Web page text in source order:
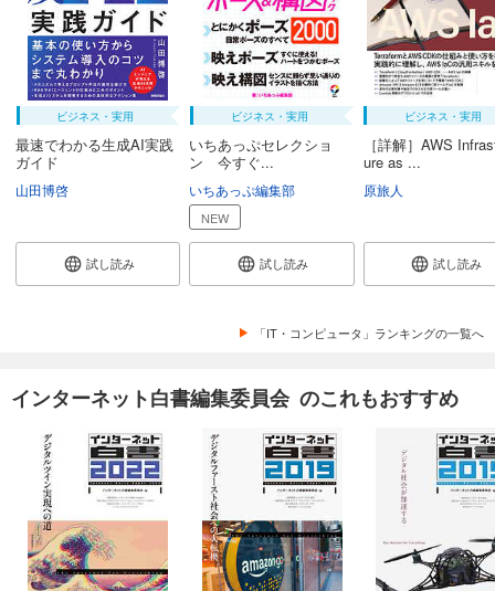
ビジネス・実用
最速でわかる生成AI実践
ガイド
山田博啓
試し読み
ビジネス・実用
いちあっぷセレクショ
ン 今すぐ...
いちあっぷ編集部
NEW
試し読み
ビジネス・実用
［詳解］AWS
ure as ...
原旅人
試し読み
「IT・コンピュータ」ランキングの一覧へ
インターネット白書編集委員会 のこれもおすすめ